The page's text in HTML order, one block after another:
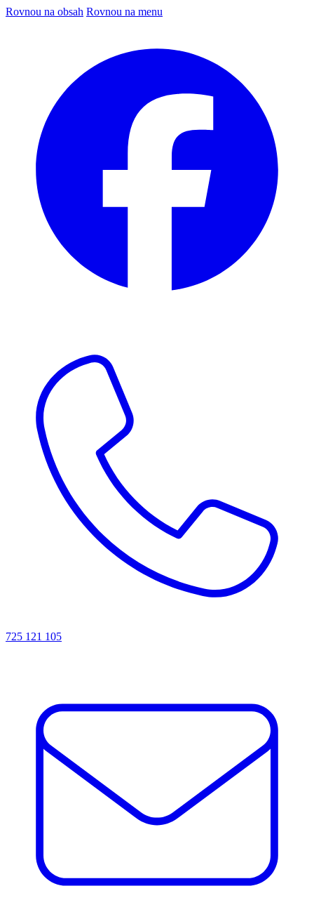
Rovnou na obsah Rovnou na menu
725 121 105